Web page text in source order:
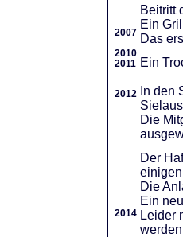
2007
2010
2011
2012
2014
Beitritt
Ein
Das
Ein
In den
Die
Der
Die
Ein
Leider